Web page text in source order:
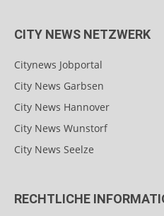
CITY NEWS NETZWERK
Citynews Jobportal
City News Garbsen
City News Hannover
City News Wunstorf
City News Seelze
RECHTLICHE